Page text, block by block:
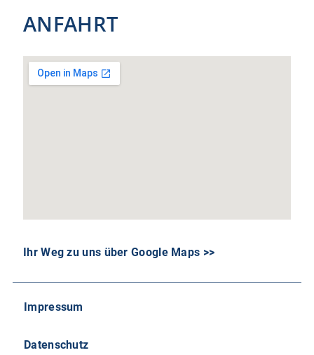
ANFAHRT
Ihr Weg zu uns über Google Maps >>
Impressum
Datenschutz